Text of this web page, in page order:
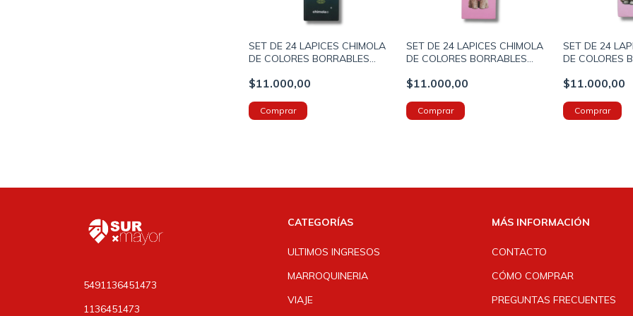
SET DE 24 LAPICES CHIMOLA
DE COLORES BORRABLES
INCLUYE CAJA 20X5X5cm
$11.000,00
SET DE 24 LAPICES CHIMOLA
DE COLORES BORRABLES
INCLUYE CAJA 20X5X5cm
$11.000,00
SET DE 24
DE COLORES
CAJA
$11.000,00
5491136451473
1136451473
CATEGORÍAS
ULTIMOS INGRESOS
MARROQUINERIA
VIAJE
MÁS INFORMACIÓN
CONTACTO
CÓMO COMPRAR
PREGUNTAS FRECUENTES